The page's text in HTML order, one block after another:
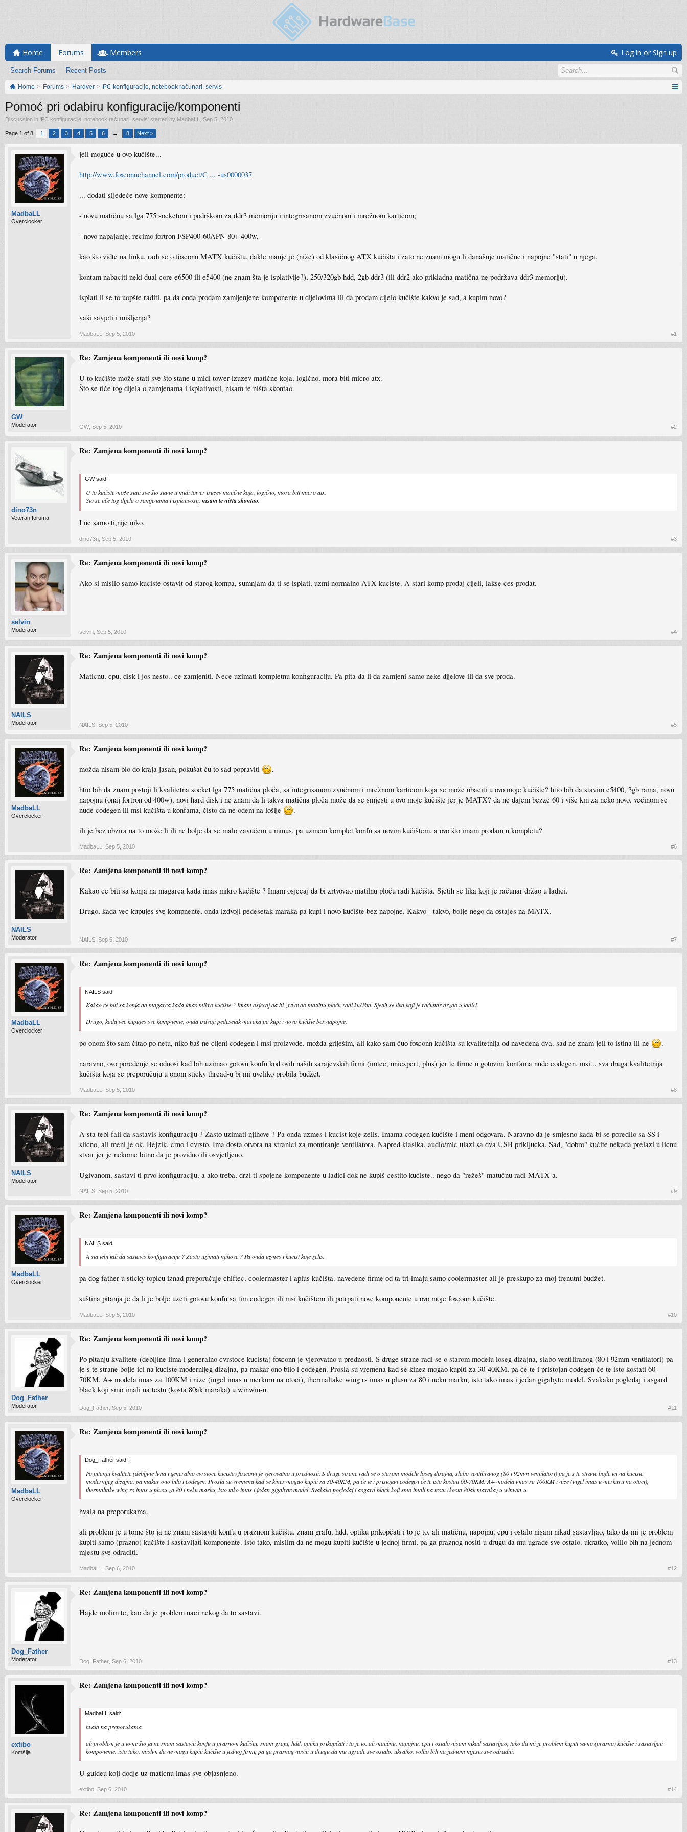
Home Forums
Search Forums Recent Posts
Members Log in or Sign up
Home Forums Hardver PC konfiguracije, notebook računari, servis
Pomoć pri odabiru konfiguracije/komponenti
Discussion in 'PC konfiguracije, notebook računari, servis' started by MadbaLL Sep 5, 2010
Page 1 of 8 1 2 3 4 5 6 → 8 Next >
MadbaLL
Overclocker
jeli moguće u ovo kučište...
http://www.foxconnchannel.com/product/C ... -us0000037
... dodati sljedeće nove kompnente:
- novu matičnu sa lga 775 socketom i podrškom za ddr3 memoriju i integrisanom zvučnom i mrežnom karticom;
- novo napajanje, recimo fortron FSP400-60APN 80+ 400w.
kao što vidte na linku, radi se o foxconn MATX kučištu. dakle manje je (niže) od klasičnog ATX kučišta i zato ne znam mogu li današnje matične i napojne "stati" u njega.
kontam nabaciti neki dual core e6500 ili e5400 (ne znam šta je isplativije?), 250/320gb hdd, 2gb ddr3 (ili ddr2 ako prikladna matična ne podržava ddr3 memoriju).
isplati li se to uopšte raditi, pa da onda prodam zamijenjene komponente u dijelovima ili da prodam cijelo kučište kakvo je sad, a kupim novo?
vaši savjeti i mišljenja?
MadbaLL Sep 5, 2010 #1
GW
Moderator
Re: Zamjena komponenti ili novi komp?
U to kućište može stati sve što stane u midi tower izuzev matične koja, logično, mora biti micro atx.
Što se tiče tog dijela o zamjenama i isplativosti, nisam te ništa skontao.
GW Sep 5, 2010 #2
dino73n
Veteran foruma
Re: Zamjena komponenti ili novi komp?
GW said:
U to kućište može stati sve što stane u midi tower izuzev matične koja, logično, mora biti micro atx.
Što se tiče tog dijela o zamjenama i isplativosti, nisam te ništa skontao.
I ne samo ti,nije niko.
dino73n Sep 5, 2010 #3
selvin
Moderator
Re: Zamjena komponenti ili novi komp?
Ako si mislio samo kuciste ostavit od starog kompa, sumnjam da ti se isplati, uzmi normalno ATX kuciste. A stari komp prodaj cijeli, lakse ces prodat.
selvin Sep 5, 2010 #4
NAILS
Moderator
Re: Zamjena komponenti ili novi komp?
Maticnu, cpu, disk i jos nesto.. ce zamjeniti. Nece uzimati kompletnu konfiguraciju. Pa pita da li da zamjeni samo neke dijelove ili da sve proda.
NAILS Sep 5, 2010 #5
MadbaLL
Overclocker
Re: Zamjena komponenti ili novi komp?
možda nisam bio do kraja jasan, pokušat ću to sad popraviti .
htio bih da znam postoji li kvalitetna socket lga 775 matična ploča, sa integrisanom zvučnom i mrežnom karticom koja se može ubaciti u ovo moje kučište? htio bih da stavim e5400, 3gb rama, novu
napojnu (onaj fortron od 400w), novi hard disk i ne znam da li takva matična ploča može da se smjesti u ovo moje kučište jer je MATX? da ne dajem bezze 60 i više km za neko novo. većinom se
nude codegen ili msi kučišta u konfama, čisto da ne odem na lošije
.
ili je bez obzira na to može li ili ne bolje da se malo zavučem u minus, pa uzmem komplet konfu sa novim kučištem, a ovo što imam prodam u kompletu?
MadbaLL Sep 5, 2010 #6
NAILS
Moderator
Re: Zamjena komponenti ili novi komp?
Kakao ce biti sa konja na magarca kada imas mikro kućište ? Imam osjecaj da bi zrtvovao matilnu ploču radi kućišta. Sjetih se lika koji je računar držao u ladici.
Drugo, kada vec kupujes sve kompnente, onda izdvoji pedesetak maraka pa kupi i novo kućište bez napojne. Kakvo - takvo, bolje nego da ostajes na MATX.
NAILS Sep 5, 2010 #7
MadbaLL
Overclocker
Re: Zamjena komponenti ili novi komp?
NAILS said:
Kakao ce biti sa konja na magarca kada imas mikro kućište ? Imam osjecaj da bi zrtvovao matilnu ploču radi kućišta. Sjetih se lika koji je računar držao u ladici.
Drugo, kada vec kupujes sve kompnente, onda izdvoji pedesetak maraka pa kupi i novo kućište bez napojne.
po onom što sam čitao po netu, niko baš ne cijeni codegen i msi proizvode. možda griješim, ali kako sam čuo foxconn kučišta su kvalitetnija od navedena dva. sad ne znam jeli to istina ili ne .
naravno, ovo poređenje se odnosi kad bih uzimao gotovu konfu kod ovih naših sarajevskih firmi (imtec, uniexpert, plus) jer te firme u gotovim konfama nude codegen, msi... sva druga kvalitetnija
kučišta koja se preporučuju u onom sticky thread-u bi mi uveliko probila budžet.
MadbaLL Sep 5, 2010 #8
NAILS
Moderator
Re: Zamjena komponenti ili novi komp?
A sta tebi fali da sastavis konfiguraciju ? Zasto uzimati njihove ? Pa onda uzmes i kucist koje zelis. Imama codegen kućište i meni odgovara. Naravno da je smjesno kada bi se poredilo sa SS i
slicno, ali meni je ok. Bejzik, crno i cvrsto. Ima dosta otvora na stranici za montiranje ventilatora. Napred klasika, audio/mic ulazi sa dva USB prikljucka. Sad, "dobro" kućite nekada prelazi u licnu
stvar jer je nekome bitno da je providno ili osvjetljeno.
Uglvanom, sastavi ti prvo konfiguraciju, a ako treba, drzi ti spojene komponente u ladici dok ne kupiš cestito kućiste.. nego da "režeš" matučnu radi MATX-a.
NAILS Sep 5, 2010 #9
MadbaLL
Overclocker
Re: Zamjena komponenti ili novi komp?
NAILS said:
A sta tebi fali da sastavis konfiguraciju ? Zasto uzimati njihove ? Pa onda uzmes i kucist koje zelis.
pa dog father u sticky topicu iznad preporučuje chiftec, coolermaster i aplus kučišta. navedene firme od ta tri imaju samo coolermaster ali je preskupo za moj trenutni budžet.
suština pitanja je da li je bolje uzeti gotovu konfu sa tim codegen ili msi kučištem ili potrpati nove komponente u ovo moje foxconn kučište.
MadbaLL Sep 5, 2010 #10
Dog_Father
Moderator
Re: Zamjena komponenti ili novi komp?
Po pitanju kvalitete (debljine lima i generalno cvrstoce kucista) foxconn je vjerovatno u prednosti. S druge strane radi se o starom modelu loseg dizajna, slabo ventiliranog (80 i 92mm ventilatori) pa
je s te strane bojle ici na kuciste modernijeg dizajna, pa makar ono bilo i codegen. Prosla su vremena kad se kinez mogao kupiti za 30-40KM, pa će te i pristojan codegen će te isto kostati 60-
70KM. A+ modela imas za 100KM i nize (ingel imas u merkuru na otoci), thermaltake wing rs imas u plusu za 80 i neku marku, isto tako imas i jedan gigabyte model. Svakako pogledaj i asgard
black koji smo imali na testu (kosta 80ak maraka) u winwin-u.
Dog_Father Sep 5, 2010 #11
MadbaLL
Overclocker
Re: Zamjena komponenti ili novi komp?
Dog_Father said:
Po pitanju kvalitete (debljine lima i generalno cvrstoce kucista) foxconn je vjerovatno u prednosti. S druge strane radi se o starom modelu loseg dizajna, slabo ventiliranog (80 i 92mm ventilatori) pa je s te strane bojle ici na kuciste
modernijeg dizajna, pa makar ono bilo i codegen. Prosla su vremena kad se kinez mogao kupiti za 30-40KM, pa će te i pristojan codegen će te isto kostati 60-70KM. A+ modela imas za 100KM i nize (ingel imas u merkuru na otoci),
thermaltake wing rs imas u plusu za 80 i neku marku, isto tako imas i jedan gigabyte model. Svakako pogledaj i asgard black koji smo imali na testu (kosta 80ak maraka) u winwin-u.
hvala na preporukama.
ali problem je u tome što ja ne znam sastaviti konfu u praznom kučištu. znam grafu, hdd, optiku prikopčati i to je to. ali matičnu, napojnu, cpu i ostalo nisam nikad sastavljao, tako da mi je problem
kupiti samo (prazno) kučište i sastavljati komponente. isto tako, mislim da ne mogu kupiti kučište u jednoj firmi, pa ga praznog nositi u drugu da mu ugrade sve ostalo. ukratko, vollio bih na jednom
mjestu sve odraditi.
MadbaLL Sep 6, 2010 #12
Dog_Father
Moderator
Re: Zamjena komponenti ili novi komp?
Hajde molim te, kao da je problem naci nekog da to sastavi.
Dog_Father Sep 6, 2010 #13
extibo
Komšija
Re: Zamjena komponenti ili novi komp?
MadbaLL said:
hvala na preporukama.
ali problem je u tome što ja ne znam sastaviti konfu u praznom kučištu. znam grafu, hdd, optiku prikopčati i to je to. ali matičnu, napojnu, cpu i ostalo nisam nikad sastavljao, tako da mi je problem kupiti samo (prazno) kučište i sastavljati
komponente. isto tako, mislim da ne mogu kupiti kučište u jednoj firmi, pa ga praznog nositi u drugu da mu ugrade sve ostalo. ukratko, vollio bih na jednom mjestu sve odraditi.
U guideu koji dodje uz maticnu imas sve objasnjeno.
extibo Sep 6, 2010 #14
Re: Zamjena komponenti ili novi komp?